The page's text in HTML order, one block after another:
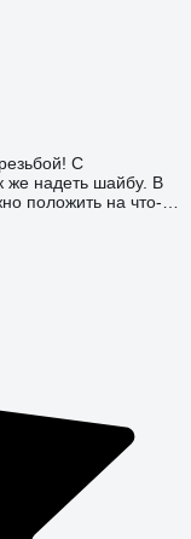
С
же надеть шайбу. В
положить на что-